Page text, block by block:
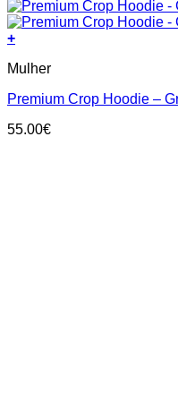
+
product
multiple
The
Mulher
Premium Crop Hoodie –
55.00€